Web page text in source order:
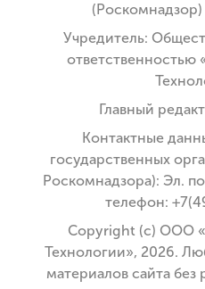
Учредитель:
Главный
Контактные
государственных
Роскомнадзора): Эл.
телефон:
Copyright (с) ООО
Технологии», 2026.
материалов сайта